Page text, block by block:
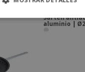
Sartén
aluminio |